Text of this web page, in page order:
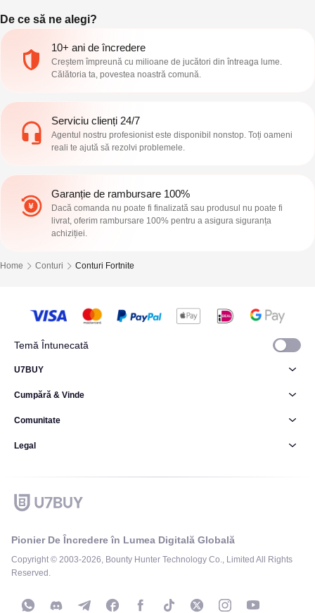
De ce să ne alegi?
10+ ani de încredere
Creștem împreună cu milioane de jucători din întreaga lume.
Călătoria ta, povestea noastră comună.
Serviciu clienți 24/7
Agentul nostru profesionist este disponibil nonstop. Toți oameni
reali te ajută să rezolvi problemele.
Garanție de rambursare 100%
Dacă comanda nu poate fi finalizată sau produsul nu poate fi
livrat, oferim rambursare 100% pentru a asigura siguranța
achiziției.
Home Conturi Conturi Fortnite
Temă Întunecată
Pionier De Încredere în Lumea Digitală Globală
Copyright © 2003-2026, Bounty Hunter Technology Co., Limited All Rights
Reserved.
U7BUY
Cumpără & Vinde
Comunitate
Legal